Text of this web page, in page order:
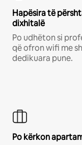
Hapësira të
dixhitalë
Po udhëton si
që ofron wifi me
dedikuara pune.
Po kërkon